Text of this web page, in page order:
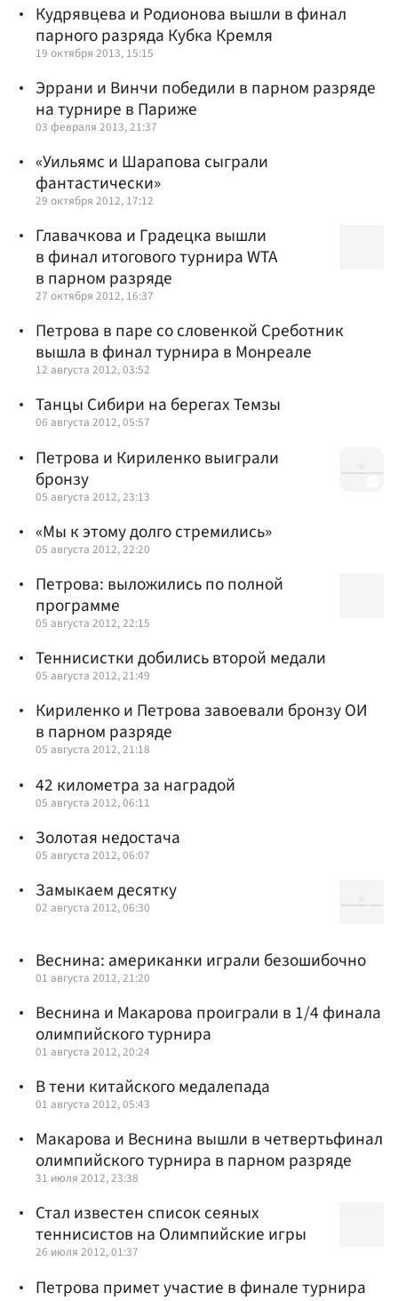
Кудрявцева и Родионова вышли в финал
парного разряда Кубка Кремля
19 октября 2013, 15:15
Эррани и Винчи победили в парном разряде
на турнире в Париже
03 февраля 2013, 21:37
«Уильямс и Шарапова сыграли
фантастически»
29 октября 2012, 17:12
Главачкова и Градецка вышли
в финал итогового турнира WTA
в парном разряде
27 октября 2012, 16:37
Петрова в паре со словенкой Среботник
вышла в финал турнира в Монреале
12 августа 2012, 03:52
Танцы Сибири на берегах Темзы
06 августа 2012, 05:57
Петрова и Кириленко выиграли
бронзу
05 августа 2012, 23:13
«Мы к этому долго стремились»
05 августа 2012, 22:20
Петрова: выложились по полной
программе
05 августа 2012, 22:15
Теннисистки добились второй медали
05 августа 2012, 21:49
Кириленко и Петрова завоевали бронзу ОИ
в парном разряде
05 августа 2012, 21:18
42 километра за наградой
05 августа 2012, 06:11
Золотая недостача
05 августа 2012, 06:07
Замыкаем десятку
02 августа 2012, 06:30
Веснина: американки играли безошибочно
01 августа 2012, 21:20
Веснина и Макарова проиграли в 1/4 финала
олимпийского турнира
01 августа 2012, 20:24
В тени китайского медалепада
01 августа 2012, 05:43
Макарова и Веснина вышли в четвертьфинал
олимпийского турнира в парном разряде
31 июля 2012, 23:38
Стал известен список сеяных
теннисистов на Олимпийские игры
26 июля 2012, 01:37
Петрова примет участие в финале турнира